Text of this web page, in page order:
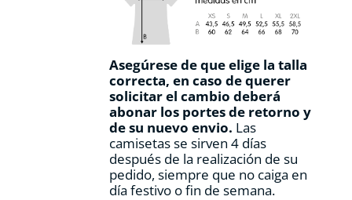
Asegúrese de que elige la talla
correcta, en caso de querer
solicitar el cambio deberá
abonar los portes de retorno y
de su nuevo envio. Las
camisetas se sirven 4 días
después de la realización de su
pedido, siempre que no caiga en
día festivo o fin de semana.